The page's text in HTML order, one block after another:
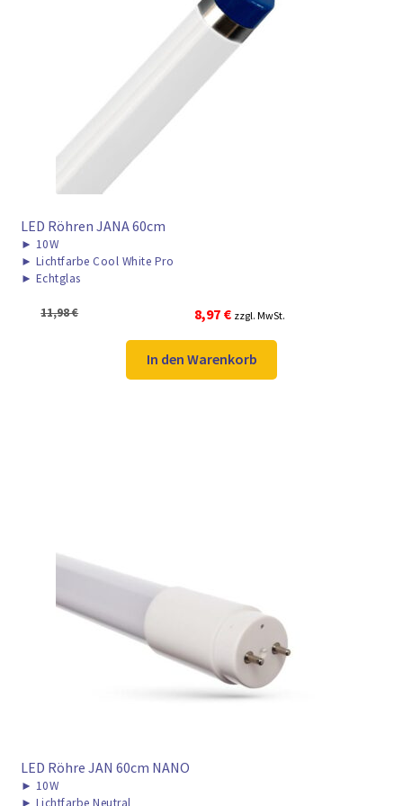
LED Röhren JANA 60cm
► 10W
► Lichtfarbe Cool White Pro
► Echtglas
11,98€
Ursprünglicher
war:
11,98 €
8,97 €Aktueller
ist:
8,97 €.
zzgl. MwSt.
In den Warenkorb
LED Röhre JAN 60cm NANO
► 10W
► Lichtfarbe Neutral